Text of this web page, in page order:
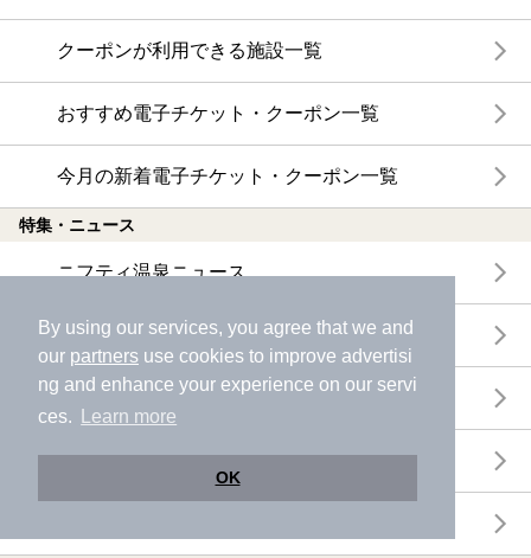
By using our services, you agree that we and
our partners use cookies to improve advertisi
ng and enhance your experience on our servi
ces.
Learn more
OK
クーポンが利用できる施設一覧
おすすめ電子チケット・クーポン一覧
今月の新着電子チケット・クーポン一覧
特集・ニュース
ニフティ温泉ニュース
体験レポート
口コミを見る
特集